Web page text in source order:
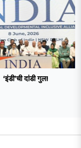
‘इंडी‌’ची दांडी गुल!